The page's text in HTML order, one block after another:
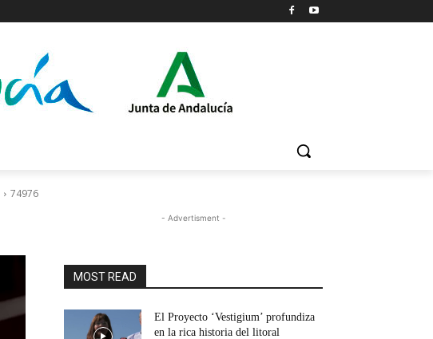
74976
- Advertisment -
MOST READ
El Proyecto ‘Vestigium’ profundiza
en la rica historia del litoral